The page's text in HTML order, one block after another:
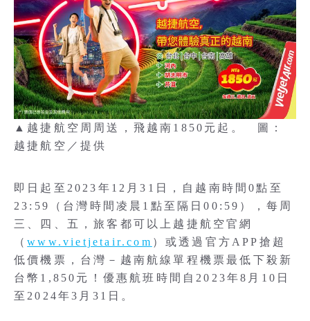
▲越捷航空周周送，飛越南1850元起。 圖：
越捷航空／提供
即日起至2023年12月31日，自越南時間0點至
23:59（台灣時間凌晨1點至隔日00:59），每周
三、四、五，旅客都可以上越捷航空官網
（www.vietjetair.com ）或透過官方APP搶超
低價機票，台灣－越南航線單程機票最低下殺新
台幣1,850元！優惠航班時間自2023年8月10日
至2024年3月31日。